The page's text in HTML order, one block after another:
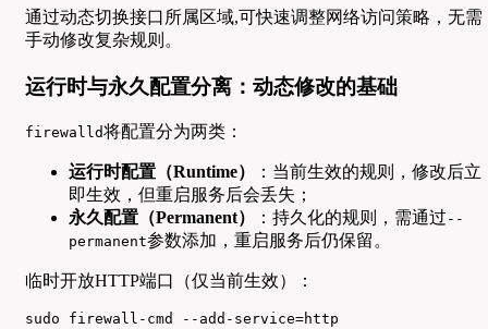
通过动态切换接口所属区域,可快速调整网络访问策略，无需
手动修改复杂规则。
运行时与永久配置分离：动态修改的基础
firewalld将配置分为两类：
运行时配置（Runtime）
：当前生效的规则，修改后立
即生效，但重启服务后会丢失；
永久配置（Permanent）
：持久化的规则，需通过 --
permanent参数添加，重启服务后仍保留。
临时开放HTTP端口（仅当前生效）：
sudo firewall-cmd --add-service=http